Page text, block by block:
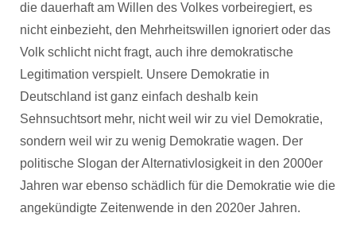
die dauerhaft am Willen des Volkes vorbeiregiert, es
nicht einbezieht, den Mehrheitswillen ignoriert oder das
Volk schlicht nicht fragt, auch ihre demokratische
Legitimation verspielt. Unsere Demokratie in
Deutschland ist ganz einfach deshalb kein
Sehnsuchtsort mehr, nicht weil wir zu viel Demokratie,
sondern weil wir zu wenig Demokratie wagen. Der
politische Slogan der Alternativlosigkeit in den 2000er
Jahren war ebenso schädlich für die Demokratie wie die
angekündigte Zeitenwende in den 2020er Jahren.